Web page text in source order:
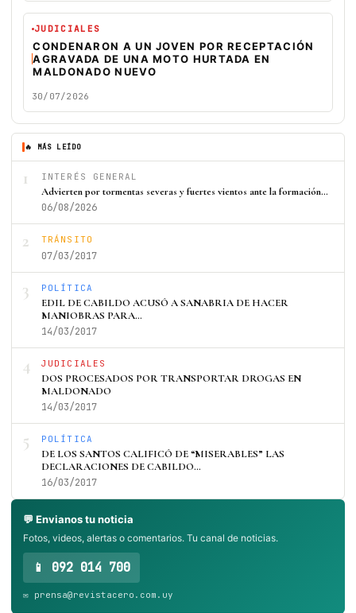
JUDICIALES
CONDENARON A UN JOVEN POR RECEPTACIÓN
AGRAVADA DE UNA MOTO HURTADA EN
MALDONADO NUEVO
30/07/2026
🔥 MÁS LEÍDO
1 INTERÉS GENERAL
Advierten por tormentas severas y fuertes vientos ante la formación…
06/08/2026
2 TRÁNSITO
07/03/2017
3 POLÍTICA
EDIL DE CABILDO ACUSÓ A SANABRIA DE HACER
MANIOBRAS PARA…
14/03/2017
4 JUDICIALES
DOS PROCESADOS POR TRANSPORTAR DROGAS EN
MALDONADO
14/03/2017
5 POLÍTICA
DE LOS SANTOS CALIFICÓ DE “MISERABLES” LAS
DECLARACIONES DE CABILDO…
16/03/2017
💬 Envianos tu noticia
Fotos, videos, alertas o comentarios. Tu canal de noticias.
📱 092 014 700
✉️ prensa@revistacero.com.uy